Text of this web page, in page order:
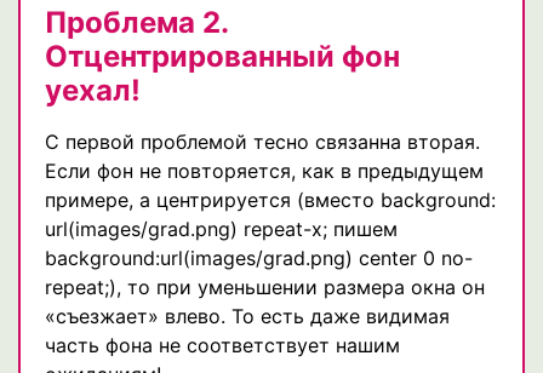
Проблема 2.
Отцентрированный фон
уехал!
С первой проблемой тесно связанна вторая.
Если фон не повторяется, как в предыдущем
примере, а центрируется (вместо background:
url(images/grad.png) repeat-x; пишем
background:url(images/grad.png) center 0 no-
repeat;), то при уменьшении размера окна он
«съезжает» влево. То есть даже видимая
часть фона не соответствует нашим